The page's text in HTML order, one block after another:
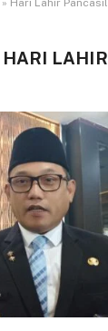
» Hari Lahir
HARI